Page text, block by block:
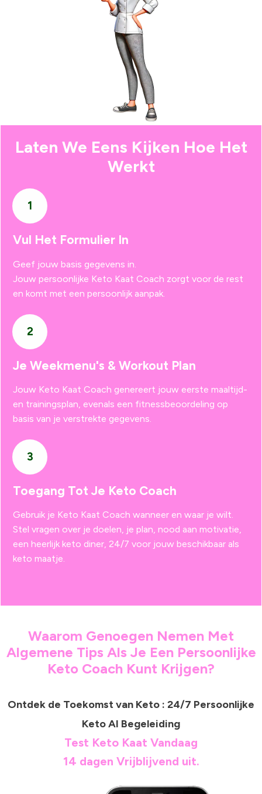
Laten We Eens Kijken Hoe Het
Werkt
1
Vul Het Formulier In
Geef jouw basis gegevens in.
Jouw persoonlijke Keto Kaat Coach zorgt voor de rest
en komt met een persoonlijk aanpak.
2
Je Weekmenu's & Workout Plan
Jouw Keto Kaat Coach genereert jouw eerste maaltijd-
en trainingsplan, evenals een fitnessbeoordeling op
basis van je verstrekte gegevens.
3
Toegang Tot Je Keto Coach
Gebruik je Keto Kaat Coach wanneer en waar je wilt.
Stel vragen over je doelen, je plan, nood aan motivatie,
een heerlijk keto diner, 24/7 voor jouw beschikbaar als
keto maatje.
Waarom Genoegen Nemen Met
Algemene Tips Als Je Een Persoonlijke
Keto Coach Kunt Krijgen?
Ontdek de Toekomst van Keto : 24/7 Persoonlijke
Keto AI Begeleiding
Test Keto Kaat Vandaag
14 dagen Vrijblijvend uit.